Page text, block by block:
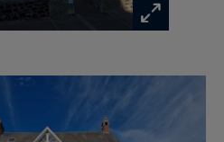
sur la mer.
se constitue de caves et